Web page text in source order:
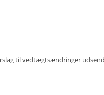
til vedtægtsændringer